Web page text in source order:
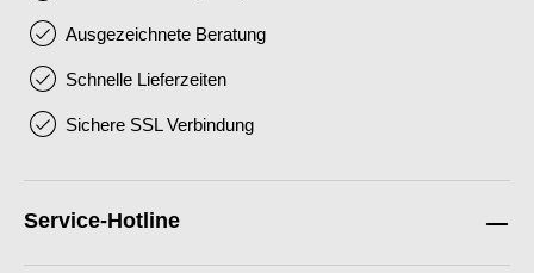
Ausgezeichnete Beratung
Schnelle Lieferzeiten
Sichere SSL Verbindung
Service-Hotline